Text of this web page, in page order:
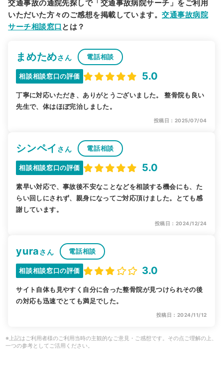
交通事故の通院先探しで「交通事故病院サーチ」をご利用
いただいた方々のご感想を掲載しています。交通事故病院
サーチ相談窓口 とは？
まめためさん 電話相談
相談相談窓口の評価 5.0
丁寧に対応いただき、ありがとうございました。 整骨院も良い
先生で、体はほぼ完治しました。
投稿日：2025/07/04
シンペイ さん 電話相談
相談相談窓口の評価 5.0
素早い対応で、事故後不安なことなどを相談する機会にも、た
らい回しにされず、親身になってご対応頂けました。とても感
謝しています。
投稿日：2024/12/24
yuraさん 電話相談
相談相談窓口の評価 3.0
サイト自体も見やすく自分に合った整骨院が見つけられその後
の対応も迅速でとても満足でした。
投稿日：2024/11/12
※上記はご利用者様のご利用当時の主観的なご意見・ご感想です。その点ご理解の上、
一つの参考としてご活用ください。